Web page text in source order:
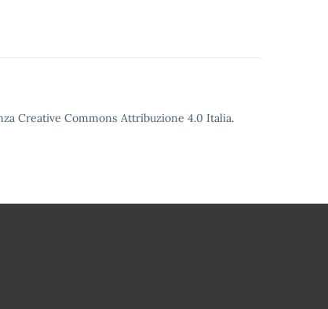
Creative Commons Attribuzione 4.0 Italia.